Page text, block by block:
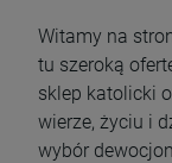
Witamy na
tu szeroką
sklep katolicki
wierze, życiu i
wybór